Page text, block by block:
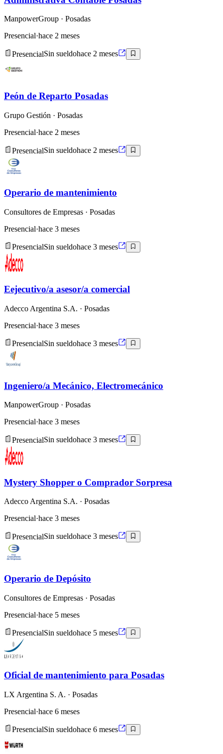
ManpowerGroup · Posadas
Presencial·hace 2 meses
PresencialSin sueldohace 2 meses
Peón de Reparto Posadas
Grupo Gestión · Posadas
Presencial·hace 2 meses
PresencialSin sueldohace 2 meses
Operario de mantenimiento
Consultores de Empresas · Posadas
Presencial·hace 3 meses
PresencialSin sueldohace 3 meses
Eejecutivo/a asesor/a comercial
Adecco Argentina S.A. · Posadas
Presencial·hace 3 meses
PresencialSin sueldohace 3 meses
Ingeniero/a Mecánico, Electromecánico
ManpowerGroup · Posadas
Presencial·hace 3 meses
PresencialSin sueldohace 3 meses
Mystery Shopper o Comprador Sorpresa
Adecco Argentina S.A. · Posadas
Presencial·hace 3 meses
PresencialSin sueldohace 3 meses
Operario de Depósito
Consultores de Empresas · Posadas
Presencial·hace 5 meses
PresencialSin sueldohace 5 meses
Oficial de mantenimiento para Posadas
LX Argentina S. A. · Posadas
Presencial·hace 6 meses
PresencialSin sueldohace 6 meses